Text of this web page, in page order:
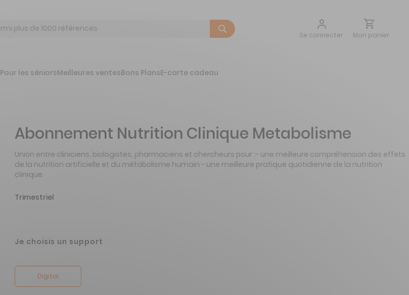
Se connecter
Aller
Mon panier
Pour les séniorsMeilleures ventesBons PlansE-carte cadeau
Abonnement Nutrition Clinique Metabolisme
Union entre cliniciens, biologistes, pharmaciens et chercheurs pour :- une meilleure compréhension des effets
de la nutrition artificielle et du métabolisme humain - une meilleure pratique quotidienne de la nutrition
clinique.
Trimestriel
Je choisis un support
Digital